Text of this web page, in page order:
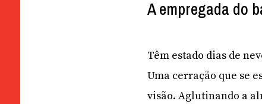
A empregada do
Têm estado dias de
Uma cerração que se
visão. Aglutinando a